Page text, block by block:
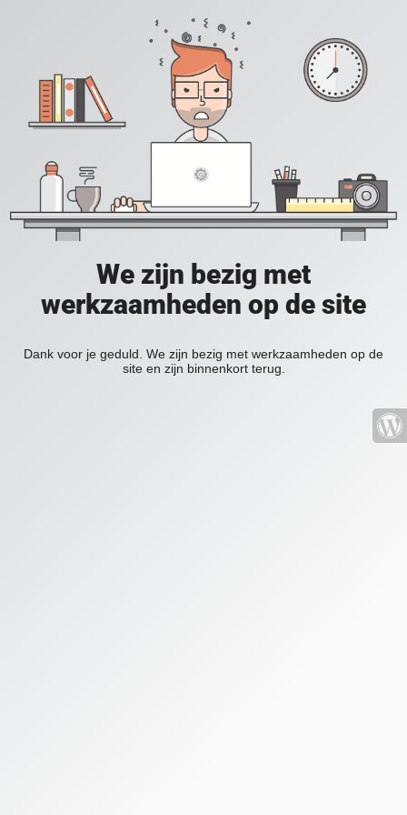
We zijn bezig met
werkzaamheden op de site
Dank voor je geduld. We zijn bezig met werkzaamheden op de
site en zijn binnenkort terug.